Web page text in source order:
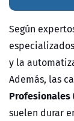
Según
y la
Además, las
Profesionales
suelen durar